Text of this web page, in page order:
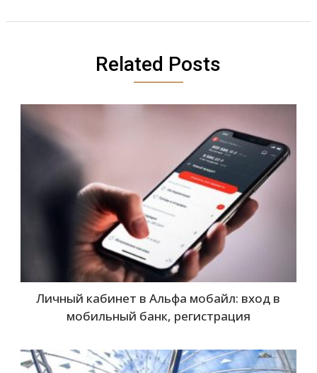
Related Posts
Личный кабинет в Альфа мобайл: вход в
мобильный банк, регистрация